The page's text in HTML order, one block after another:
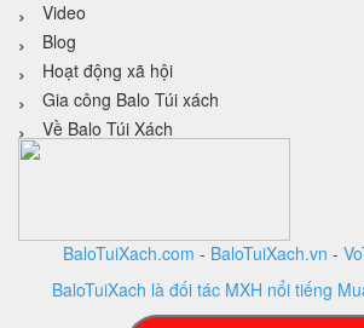
Video
Blog
Hoạt động xã hội
Gia công Balo Túi xách
Về Balo Túi Xách
BaloTuiXach.com - BaloTuiXach.vn -
BaloTuiXach là đối tác MXH nổi tiếng